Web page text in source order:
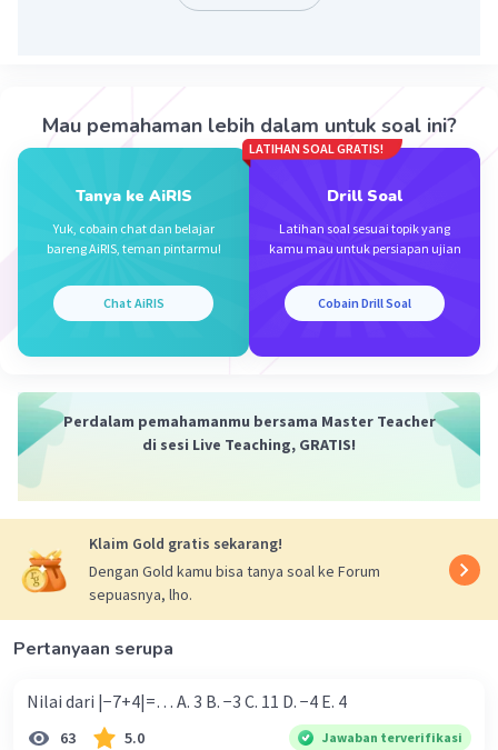
Mau pemahaman lebih dalam untuk soal ini?
Tanya ke AiRIS
Yuk, cobain chat dan belajar
bareng AiRIS, teman pintarmu!
Chat AiRIS
LATIHAN SOAL GRATIS!
Drill Soal
Latihan soal sesuai topik yang
kamu mau untuk persiapan ujian
Cobain Drill Soal
Perdalam pemahamanmu bersama Master Teacher
di sesi Live Teaching, GRATIS!
Klaim Gold gratis sekarang!
Dengan Gold kamu bisa tanya soal ke Forum
sepuasnya, lho.
Pertanyaan serupa
Nilai dari |−7+4|=… A. 3 B. −3 C. 11 D. −4 E. 4
63 5.0 Jawaban terverifikasi